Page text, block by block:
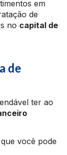
em
de
no capital de
de
ter ao
que você pode